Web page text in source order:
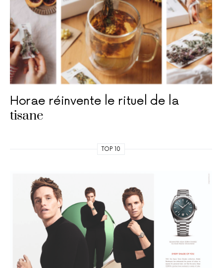
Horae réinvente le rituel de la
tisane
TOP 10